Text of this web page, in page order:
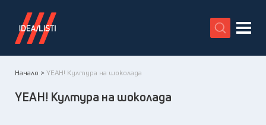
X
Начало >YEAH! Култура на шоколада
YEAH! Култура на шоколада